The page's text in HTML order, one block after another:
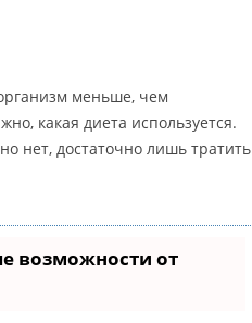
меньше, чем
какая диета используется.
нет, достаточно лишь тратить
возможности от